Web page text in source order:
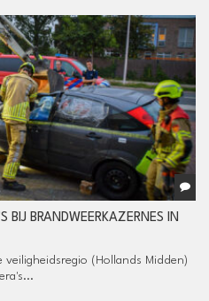
BIJ BRANDWEERKAZERNES IN
veiligheidsregio (Hollands Midden)